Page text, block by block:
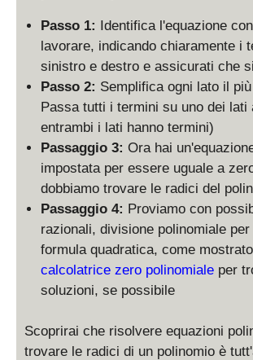
Passo 1: Identifica l'equazione
lavorare, indicando chiaramente i
sinistro e destro e assicurati che
Passo 2: Semplifica ogni lato il
Passa tutti i termini su uno dei lati
entrambi i lati hanno termini)
Passaggio 3: Ora hai
impostata per essere uguale a
dobbiamo trovare le radici del
Passaggio 4: Proviamo con
razionali, divisione polinomiale
formula quadratica, come
calcolatrice zero polinomiale per
soluzioni, se possibile
Scoprirai che risolvere equazioni
trovare le radici di un polinomio è